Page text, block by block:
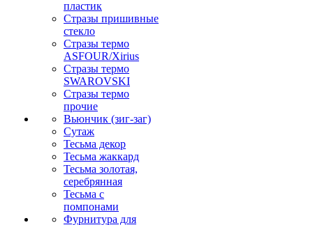
пластик
Стразы пришивные
стекло
Стразы термо
ASFOUR/Xirius
Стразы термо
SWAROVSKI
Стразы термо
прочие
Вьюнчик (зиг-заг)
Сутаж
Тесьма декор
Тесьма жаккард
Тесьма золотая,
серебрянная
Тесьма с
помпонами
Фурнитура для